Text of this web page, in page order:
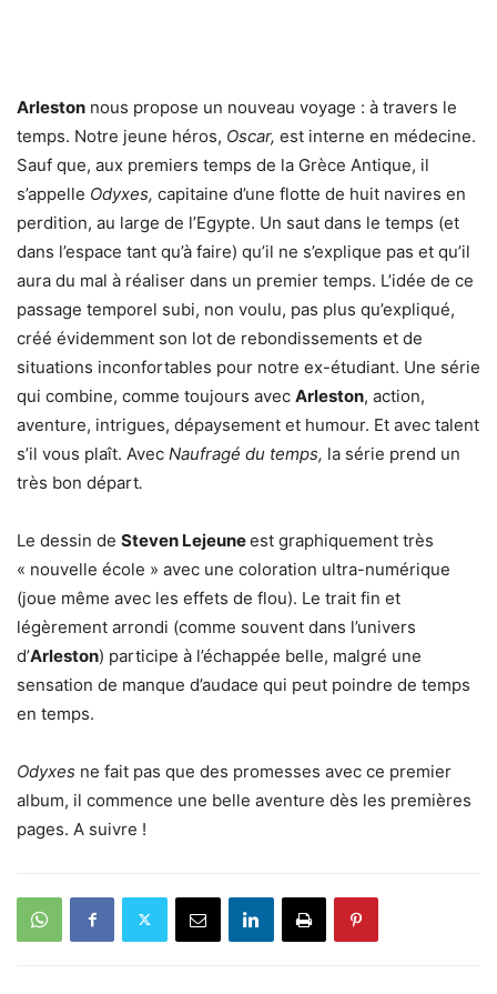
Arleston nous propose un nouveau voyage : à travers le
temps. Notre jeune héros, Oscar, est interne en médecine.
Sauf que, aux premiers temps de la Grèce Antique, il
s’appelle Odyxes, capitaine d’une flotte de huit navires en
perdition, au large de l’Egypte. Un saut dans le temps (et
dans l’espace tant qu’à faire) qu’il ne s’explique pas et qu’il
aura du mal à réaliser dans un premier temps. L’idée de ce
passage temporel subi, non voulu, pas plus qu’expliqué,
créé évidemment son lot de rebondissements et de
situations inconfortables pour notre ex-étudiant. Une série
qui combine, comme toujours avec Arleston, action,
aventure, intrigues, dépaysement et humour. Et avec talent
s’il vous plaît. Avec Naufragé du temps, la série prend un
très bon départ.
Le dessin de Steven Lejeuneest graphiquement très
« nouvelle école » avec une coloration ultra-numérique
(joue même avec les effets de flou). Le trait fin et
légèrement arrondi (comme souvent dans l’univers
d’Arleston) participe à l’échappée belle, malgré une
sensation de manque d’audace qui peut poindre de temps
en temps.
Odyxes ne fait pas que des promesses avec ce premier
album, il commence une belle aventure dès les premières
pages. A suivre !